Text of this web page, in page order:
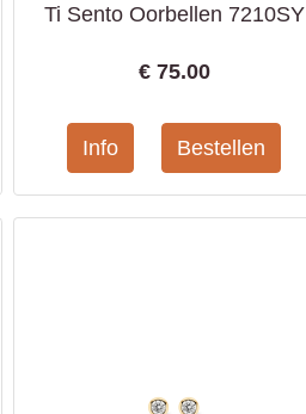
Ti Sento Oorbellen 7210SY
€ 75.00